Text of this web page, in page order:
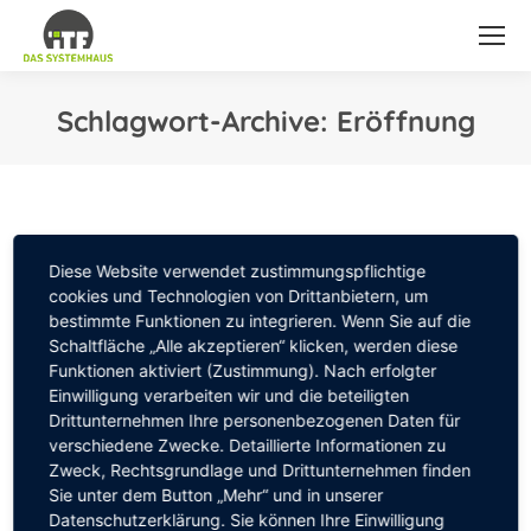
Schlagwort-Archive: Eröffnung
Diese Website verwendet zustimmungspflichtige
cookies und Technologien von Drittanbietern, um
bestimmte Funktionen zu integrieren. Wenn Sie auf die
Schaltfläche „Alle akzeptieren“ klicken, werden diese
Funktionen aktiviert (Zustimmung). Nach erfolgter
Einwilligung verarbeiten wir und die beteiligten
Drittunternehmen Ihre personenbezogenen Daten für
verschiedene Zwecke. Detaillierte Informationen zu
Zweck, Rechtsgrundlage und Drittunternehmen finden
Sie unter dem Button „Mehr“ und in unserer
Datenschutzerklärung. Sie können Ihre Einwilligung